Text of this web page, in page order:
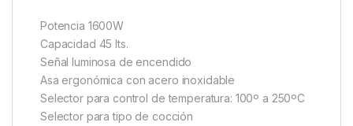
Potencia 1600W
Capacidad 45 lts.
Señal luminosa de encendido
Asa ergonómica con acero inoxidable
Selector para control de temperatura: 100º a 250ºC
Selector para tipo de cocción